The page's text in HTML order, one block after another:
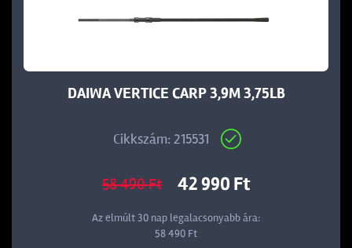
DAIWA VERTICE CARP 3,9M 3,75LB
Cikkszám: 215531
58 490 Ft 42 990 Ft
Az elmúlt 30 nap legalacsonyabb ára:
58 490 Ft